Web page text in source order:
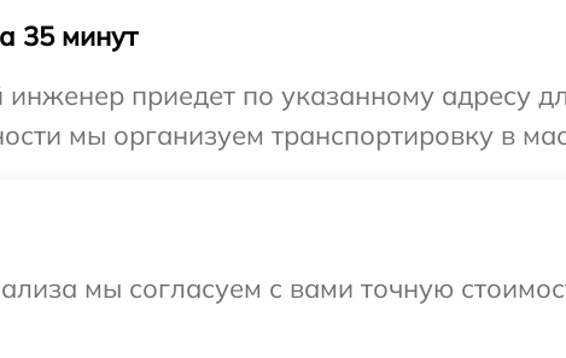
35 минут
приедет по указанному адресу
мы организуем транспортировку в
мы согласуем с вами точную